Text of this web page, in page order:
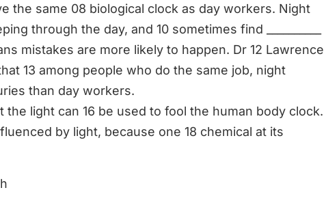
the same 08 biological clock as day workers. Night
through the day, and 10 sometimes find __________
mistakes are more likely to happen. Dr 12 Lawrence
13 among people who do the same job, night
than day workers.
light can 16 be used to fool the human body clock.
by light, because one 18 chemical at its